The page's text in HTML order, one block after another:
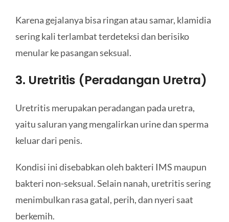
Karena gejalanya bisa ringan atau samar, klamidia
sering kali terlambat terdeteksi dan berisiko
menular ke pasangan seksual.
3. Uretritis (Peradangan Uretra)
Uretritis merupakan peradangan pada uretra,
yaitu saluran yang mengalirkan urine dan sperma
keluar dari penis.
Kondisi ini disebabkan oleh bakteri IMS maupun
bakteri non-seksual. Selain nanah, uretritis sering
menimbulkan rasa gatal, perih, dan nyeri saat
berkemih.